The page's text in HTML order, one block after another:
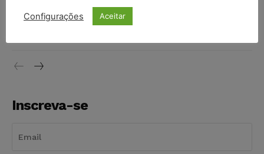
STF inicia julgamento sobre constitucionalidade da
proibição dos jogos de azar no Brasil
Inscreva-se
Configurações Aceitar